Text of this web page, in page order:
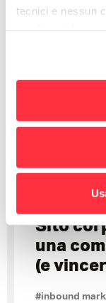
tecnici e nessun
Sito
una
(e
#inbound